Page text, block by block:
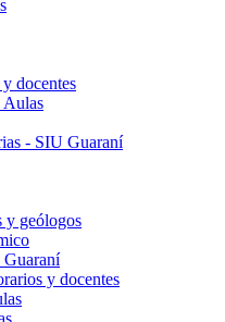
docentes
Aulas
- SIU Guaraní
y geólogos
y docentes